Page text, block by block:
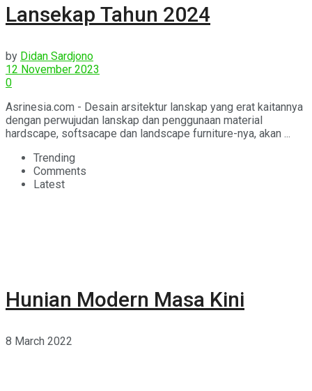
Lansekap Tahun 2024
by Didan Sardjono
12 November 2023
0
Asrinesia.com - Desain arsitektur lanskap yang erat kaitannya
dengan perwujudan lanskap dan penggunaan material
hardscape, softsacape dan landscape furniture-nya, akan ...
Trending
Comments
Latest
Hunian Modern Masa Kini
8 March 2022